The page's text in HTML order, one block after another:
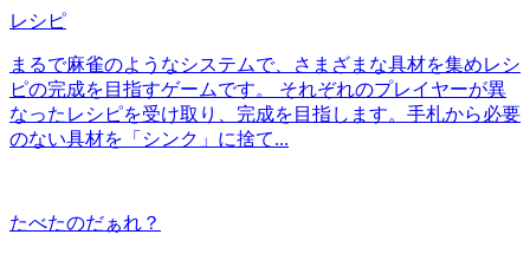
レシピ
まるで麻雀のようなシステムで、さまざまな具材を集めレシ
ピの完成を目指すゲームです。 それぞれのプレイヤーが異
なったレシピを受け取り、完成を目指します。手札から必要
のない具材を「シンク」に捨て...
たべたのだぁれ？